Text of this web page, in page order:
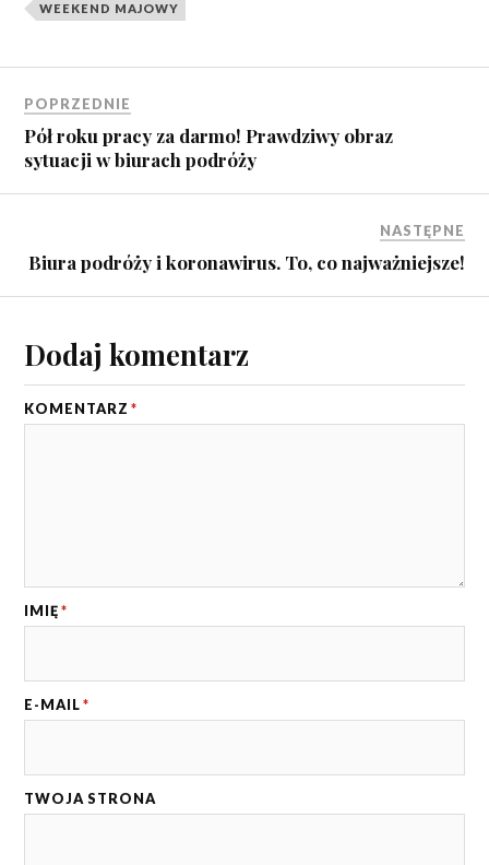
WEEKEND MAJOWY
POPRZEDNIE
Pół roku pracy za darmo! Prawdziwy obraz
sytuacji w biurach podróży
NASTĘPNE
Biura podróży i koronawirus. To, co najważniejsze!
Dodaj komentarz
KOMENTARZ *
IMIĘ *
E-MAIL *
TWOJA STRONA